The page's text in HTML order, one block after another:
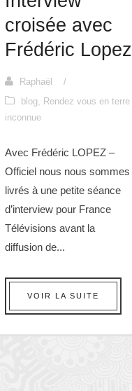
croisée avec
Frédéric Lopez
Raphaël
/
blog, Rendez vous en terre
inconnue
Avec Frédéric LOPEZ –
Officiel nous nous sommes
livrés à une petite séance
d’interview pour France
Télévisions avant la
diffusion de...
VOIR LA SUITE